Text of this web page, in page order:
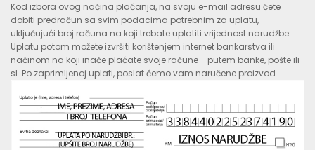
Kod izbora ovog načina plaćanja, na svoju e-mail adresu ćete
dobiti predračun sa svim podacima potrebnim za uplatu,
uključujući broj računa na koji trebate uplatiti vrijednost narudžbe.
Uplatu potom možete izvršiti korištenjem internet bankarstva ili
načinom na koji inače plaćate svoje račune - putem banke, pošte ili
sl. Po zaprimljenoj uplati, poslat ćemo vam naručene proizvod